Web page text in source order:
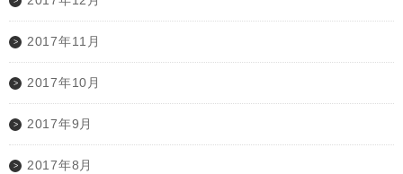
2017年11月
2017年10月
2017年9月
2017年8月